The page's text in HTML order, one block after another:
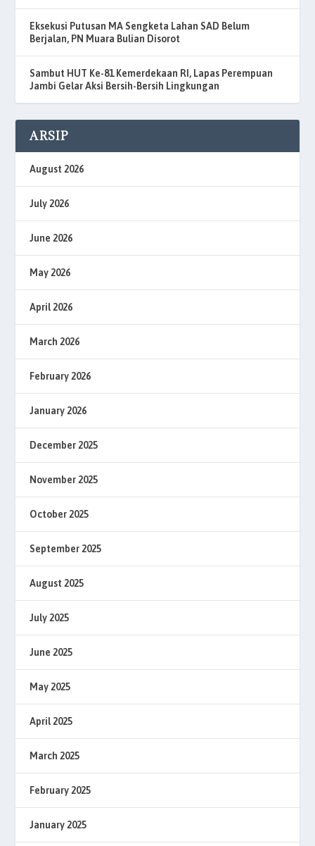
Eksekusi Putusan MA Sengketa Lahan SAD Belum
Berjalan, PN Muara Bulian Disorot
Sambut HUT Ke-81 Kemerdekaan RI, Lapas Perempuan
Jambi Gelar Aksi Bersih-Bersih Lingkungan
ARSIP
August 2026
July 2026
June 2026
May 2026
April 2026
March 2026
February 2026
January 2026
December 2025
November 2025
October 2025
September 2025
August 2025
July 2025
June 2025
May 2025
April 2025
March 2025
February 2025
January 2025